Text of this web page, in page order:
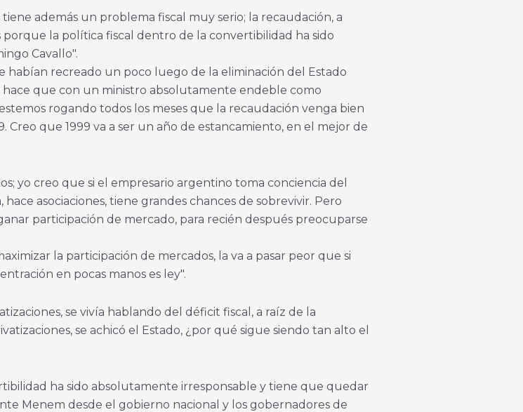
además un problema fiscal muy serio; la recaudación, a
la política fiscal dentro de la convertibilidad ha sido
Cavallo".
habían recreado un poco luego de la eliminación del Estado
que con un ministro absolutamente endeble como
rogando todos los meses que la recaudación venga bien
que 1999 va a ser un año de estancamiento, en el mejor de
yo creo que si el empresario argentino toma conciencia del
asociaciones, tiene grandes chances de sobrevivir. Pero
participación de mercado, para recién después preocuparse
la participación de mercados, la va a pasar peor que si
en pocas manos es ley".
se vivía hablando del déficit fiscal, a raíz de la
se achicó el Estado, ¿por qué sigue siendo tan alto el
ha sido absolutamente irresponsable y tiene que quedar
Menem desde el gobierno nacional y los gobernadores de